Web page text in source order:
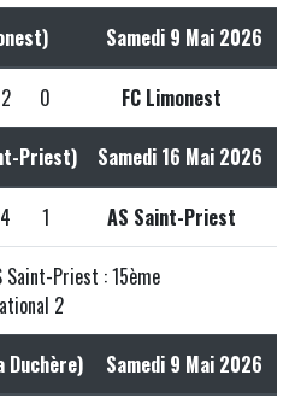
Samedi 9 Mai 2026
2 0 FC Limonest
Priest) Samedi 16 Mai 2026
4 1 AS Saint-Priest
Saint-Priest : 15ème
2
Duchère) Samedi 9 Mai 2026